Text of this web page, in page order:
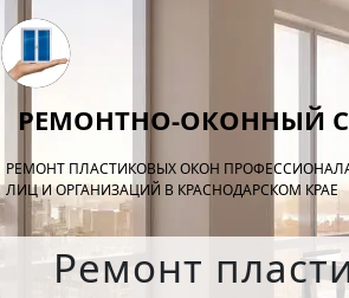
РЕМОНТНО-ОКОННЫЙ
РЕМОНТ ПЛАСТИКОВЫХ ОКОН
ЛИЦ И ОРГАНИЗАЦИЙ В КРАСНОДАРСКОМ КРАЕ
Ремонт